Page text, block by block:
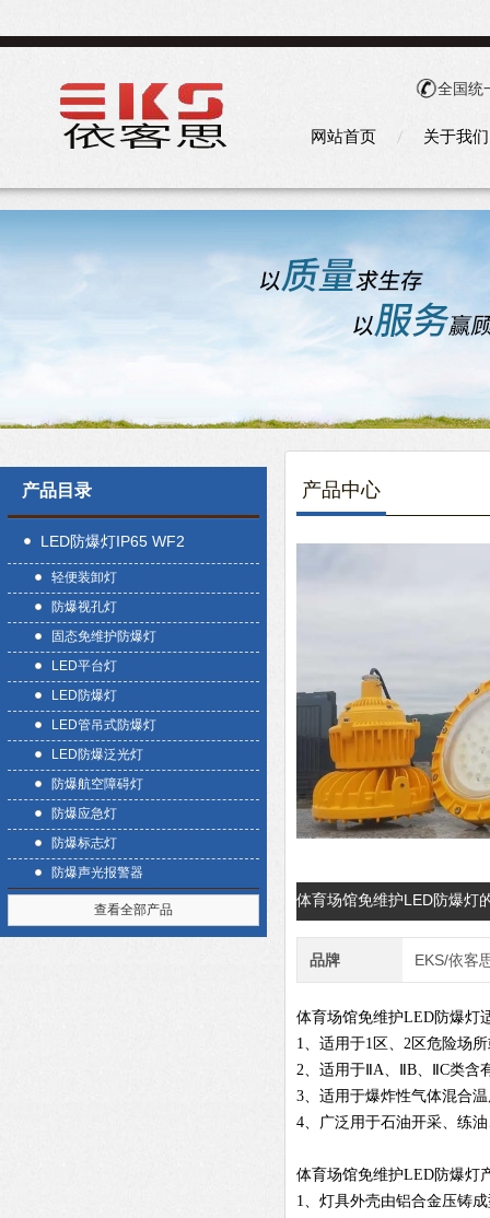
全国统
网站首页 关于我们
产品目录
LED防爆灯IP65 WF2
轻便装卸灯
防爆视孔灯
固态免维护防爆灯
LED平台灯
LED防爆灯
LED管吊式防爆灯
LED防爆泛光灯
防爆航空障碍灯
防爆应急灯
防爆标志灯
防爆声光报警器
查看全部产品
产品中心
体育场馆免维护LED防爆灯
品牌 EKS/依客
体育场馆免维护LED防爆灯
1、适用于1区、2区危险场
2、适用于ⅡA、ⅡB、ⅡC类含
3、适用于爆炸性气体混合
4、广泛用于石油开采、练
体育场馆免维护LED防爆灯
1、灯具外壳由铝合金压铸